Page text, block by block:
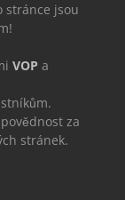
stránce jsou
VOP a
za
stránek.